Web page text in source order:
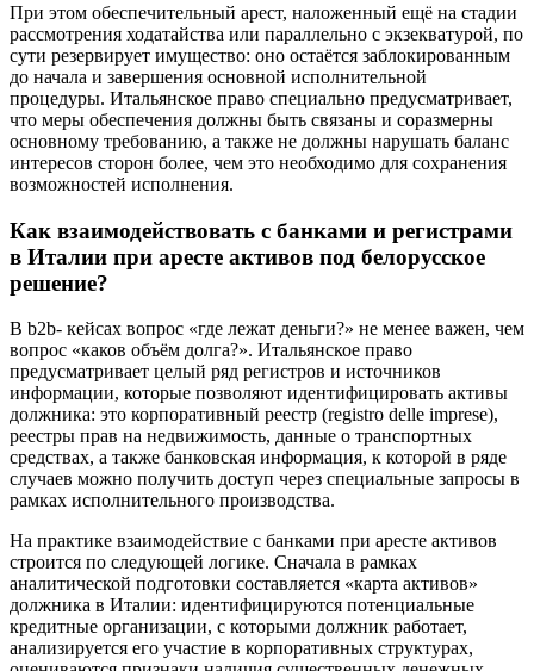
При этом обеспечительный арест, наложенный ещё на стадии
рассмотрения ходатайства или параллельно с экзекватурой, по
сути резервирует имущество: оно остаётся заблокированным
до начала и завершения основной исполнительной
процедуры. Итальянское право специально предусматривает,
что меры обеспечения должны быть связаны и соразмерны
основному требованию, а также не должны нарушать баланс
интересов сторон более, чем это необходимо для сохранения
возможностей исполнения.
Как взаимодействовать с банками и регистрами
в Италии при аресте активов под белорусское
решение?
В b2b- кейсах вопрос «где лежат деньги?» не менее важен, чем
вопрос «каков объём долга?». Итальянское право
предусматривает целый ряд регистров и источников
информации, которые позволяют идентифицировать активы
должника: это корпоративный реестр (registro delle imprese),
реестры прав на недвижимость, данные о транспортных
средствах, а также банковская информация, к которой в ряде
случаев можно получить доступ через специальные запросы в
рамках исполнительного производства.
На практике взаимодействие с банками при аресте активов
строится по следующей логике. Сначала в рамках
аналитической подготовки составляется «карта активов»
должника в Италии: идентифицируются потенциальные
кредитные организации, с которыми должник работает,
анализируется его участие в корпоративных структурах,